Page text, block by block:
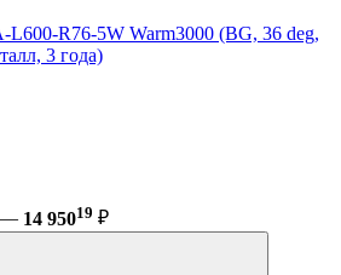
R76-5W Warm3000 (BG, 36 deg,
3 года)
— 14 95019 ₽